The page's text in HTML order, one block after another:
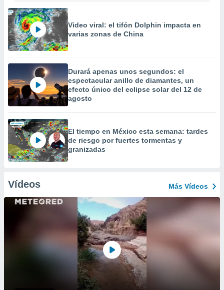
Video viral: el tifón Dolphin impacta en
varias zonas de China
Durará apenas unos segundos: el
espectacular anillo de diamantes, un
efecto único del eclipse solar del 12 de
agosto
El tiempo en México esta semana: tardes
de riesgo por fuertes tormentas y
granizadas
Vídeos Más Vídeos